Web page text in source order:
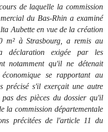
de laquelle la commission
du Bas-Rhin a examiné
Aubette en vue de la création
m² à Strasbourg, a remis au
déclaration exigée par les
notamment qu'il ne détenait
se rapportant au
précisé s'il exerçait une autre
des pièces du dossier qu'il
la commission départementale
précitées de l'article 11 du